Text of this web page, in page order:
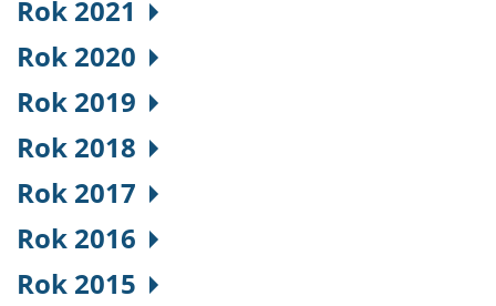
Rok 2021
Rok 2020
Rok 2019
Rok 2018
Rok 2017
Rok 2016
Rok 2015